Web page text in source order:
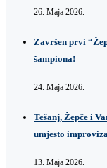
26. Maja 2026.
Završen prvi
šampiona!
24. Maja 2026.
Tešanj, Žepče i
umjesto
13. Maja 2026.